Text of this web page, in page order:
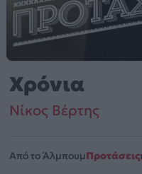
Χρόνια
Νίκος Βέρτης
Από το ΆλμπουμΠροτάσεις